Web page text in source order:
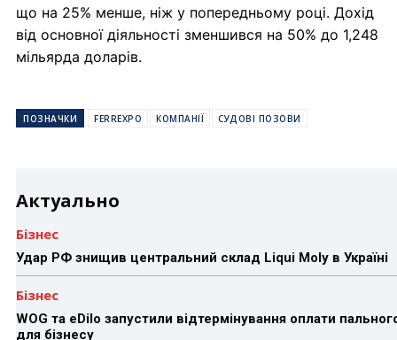
що на 25% менше, ніж у попередньому році. Дохід
від основної діяльності зменшився на 50% до 1,248
мільярда доларів.
ПОЗНАЧКИ FERREXPO КОМПАНІЇ СУДОВІ ПОЗОВИ
Актуально
Бізнес
Удар РФ знищив центральний склад Liqui Moly в Україні
Бізнес
WOG та eDilo запустили відтермінування оплати
для бізнесу